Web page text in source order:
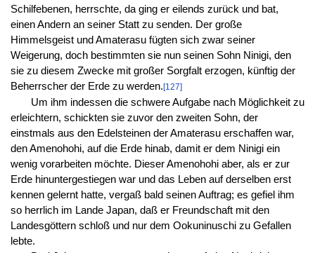
Schilfebenen, herrschte, da ging er eilends zurück und bat,
einen Andern an seiner Statt zu senden. Der große
Himmelsgeist und Amaterasu fügten sich zwar seiner
Weigerung, doch bestimmten sie nun seinen Sohn Ninigi, den
sie zu diesem Zwecke mit großer Sorgfalt erzogen, künftig der
Beherrscher der Erde zu werden.[127]
Um ihm indessen die schwere Aufgabe nach Möglichkeit zu
erleichtern, schickten sie zuvor den zweiten Sohn, der
einstmals aus den Edelsteinen der Amaterasu erschaffen war,
den Amenohohi, auf die Erde hinab, damit er dem Ninigi ein
wenig vorarbeiten möchte. Dieser Amenohohi aber, als er zur
Erde hinuntergestiegen war und das Leben auf derselben erst
kennen gelernt hatte, vergaß bald seinen Auftrag; es gefiel ihm
so herrlich im Lande Japan, daß er Freundschaft mit den
Landesgöttern schloß und nur dem Ookuninuschi zu Gefallen
lebte.